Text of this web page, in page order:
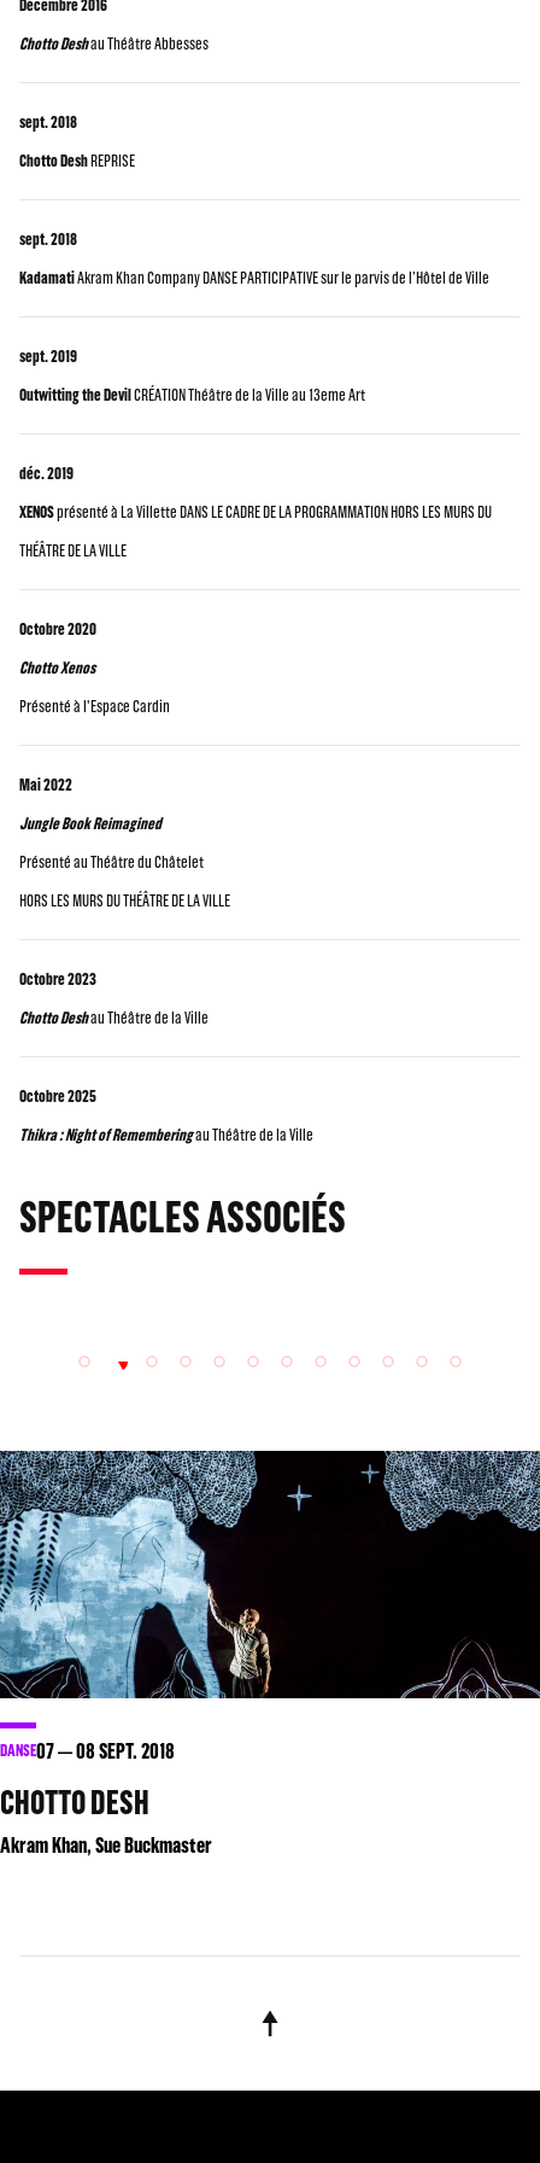
Décembre 2016
Chotto Deshau Théâtre Abbesses
sept. 2018
Chotto DeshREPRISE
sept. 2018
KadamatiAkram Khan Company DANSE PARTICIPATIVE sur le parvis de l’Hôtel de Ville
sept. 2019
Outwitting the DevilCRÉATION Théâtre de la Ville au 13eme Art
déc. 2019
XENOSprésenté à La Villette DANS LE CADRE DE LA PROGRAMMATION HORS LES MURS DU
THÉÂTRE DE LA VILLE
Octobre 2020
Chotto Xenos
Présenté à l'Espace Cardin
Mai 2022
Jungle Book Reimagined
Présenté au Théâtre du Châtelet
HORS LES MURS DU THÉÂTRE DE LA VILLE
Octobre 2023
Chotto Deshau Théâtre de la Ville
Octobre 2025
Thikra : Night of Rememberingau Théâtre de la Ville
SPECTACLES ASSOCIÉS
DANSE07 08SEPT. 2018
CHOTTO DESH
Akram Khan, Sue Buckmaster